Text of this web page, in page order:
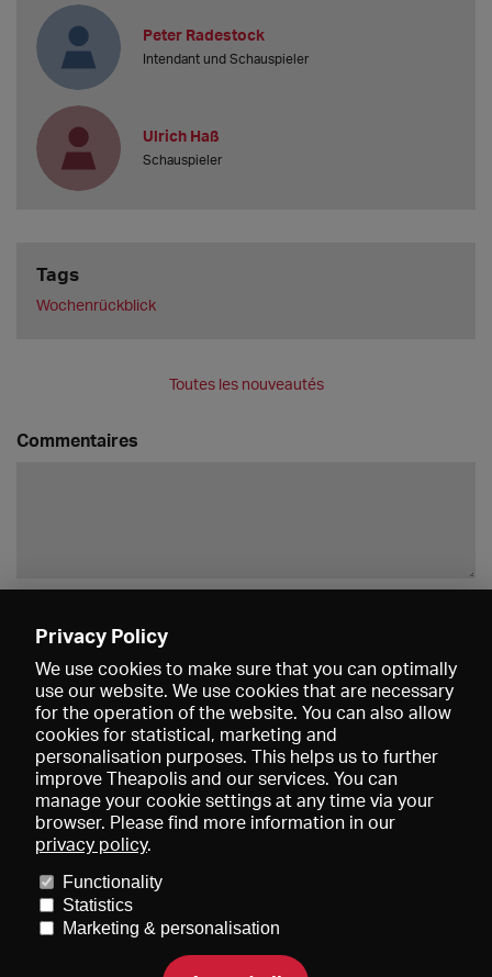
Peter Radestock
Intendant und Schauspieler
Ulrich Haß
Schauspieler
Tags
Wochenrückblick
Toutes les nouveautés
Commentaires
Données médiatiques
Conditions générales de vente
Contact
Aide Newsletter
Privacy Policy
We use cookies to make sure that you can optimally
use our website. We use cookies that are necessary
for the operation of the website. You can also allow
cookies for statistical, marketing and
personalisation purposes. This helps us to further
improve Theapolis and our services. You can
manage your cookie settings at any time via your
browser. Please find more information in our
privacy policy.
Functionality
Statistics
Marketing & personalisation